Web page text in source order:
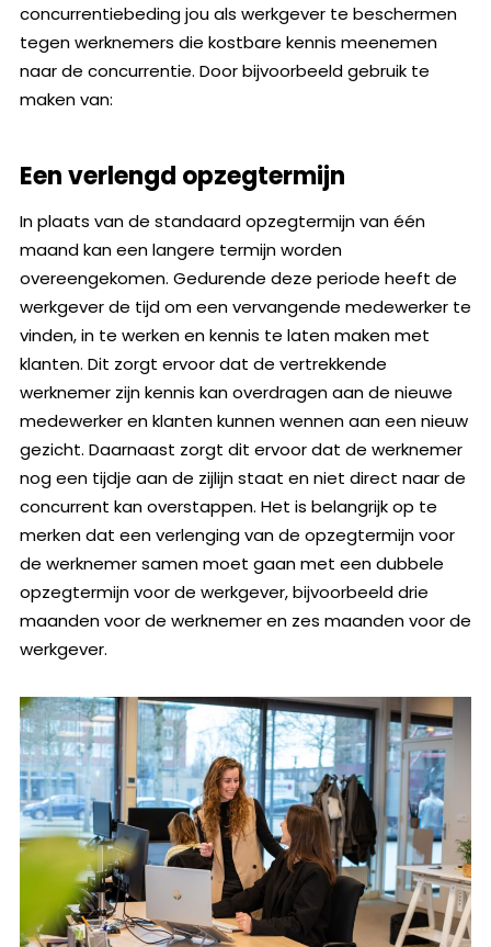
concurrentiebeding jou als werkgever te beschermen
tegen werknemers die kostbare kennis meenemen
naar de concurrentie. Door bijvoorbeeld gebruik te
maken van:
Een verlengd opzegtermijn
In plaats van de standaard opzegtermijn van één
maand kan een langere termijn worden
overeengekomen. Gedurende deze periode heeft de
werkgever de tijd om een vervangende medewerker te
vinden, in te werken en kennis te laten maken met
klanten. Dit zorgt ervoor dat de vertrekkende
werknemer zijn kennis kan overdragen aan de nieuwe
medewerker en klanten kunnen wennen aan een nieuw
gezicht. Daarnaast zorgt dit ervoor dat de werknemer
nog een tijdje aan de zijlijn staat en niet direct naar de
concurrent kan overstappen. Het is belangrijk op te
merken dat een verlenging van de opzegtermijn voor
de werknemer samen moet gaan met een dubbele
opzegtermijn voor de werkgever, bijvoorbeeld drie
maanden voor de werknemer en zes maanden voor de
werkgever.